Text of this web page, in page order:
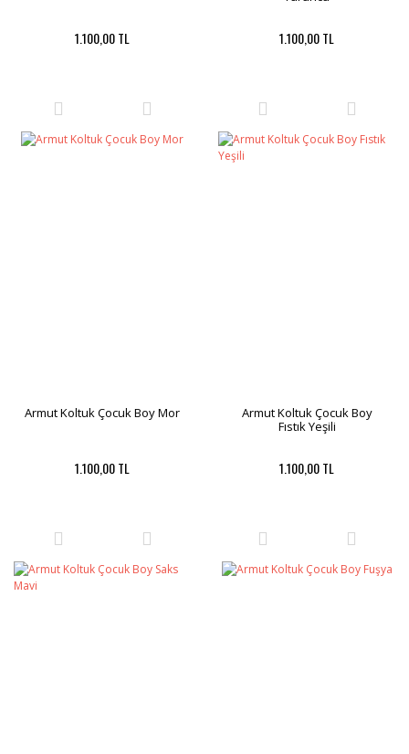
1.100,00 TL 1.100,00 TL
Armut Koltuk Çocuk Boy Mor
1.100,00 TL
Armut Koltuk Çocuk Boy
Fıstık Yeşili
1.100,00 TL